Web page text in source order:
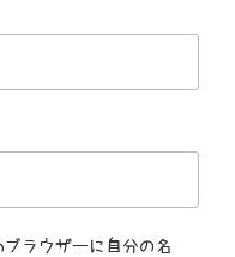
ラウザーに自分の名